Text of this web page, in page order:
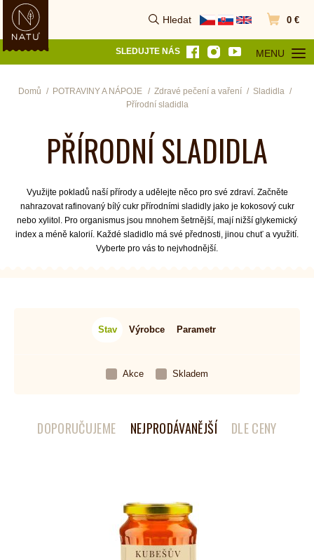
Hledat
Vyhledat Přejít do
0 €
SLEDUJTE NÁS MENU
OTEVŘÍT
Domů POTRAVINY A NÁPOJE Zdravé pečení a vaření
Sladidla
Přírodní sladidla
PŘÍRODNÍ SLADIDLA
Využijte pokladů naší přírody a udělejte něco pro své zdraví. Začněte
nahrazovat rafinovaný bílý cukr přírodními sladidly jako je kokosový cukr
nebo xylitol. Pro organismus jsou mnohem šetrnější, mají nižší glykemický
index a méně kalorií. Každé sladidlo má své přednosti, jinou chuť a využití.
Vyberte pro vás to nejvhodnější.
Stav Výrobce Parametr
Akce Skladem
DOPORUČUJEME NEJPRODÁVANĚJŠÍ DLE CENY